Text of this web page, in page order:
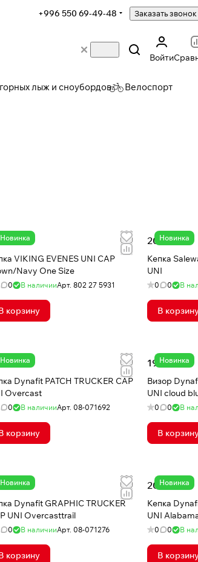
+996 550 69-49-48 Заказать звонок
Войти
лыж и сноубордов Велоспорт
Новинка
₸
VIKING EVENES UNI CAP
Navy One Size
0 В наличииАрт. 802 27 5931
корзину
Новинка
20 294 ₸
Кепка
UNI
0 0 В
В
Новинка
₸
Dynafit PATCH TRUCKER CAP
Overcast
0 В наличииАрт. 08-071692
корзину
Новинка
19 206 ₸
Визор
UNI cloud
0 0 В
В
Новинка
₸
Dynafit GRAPHIC TRUCKER
UNI Overcasttrail
0 В наличииАрт. 08-071276
корзину
Новинка
20 294 ₸
Кепка
UNI
0 0 В
В